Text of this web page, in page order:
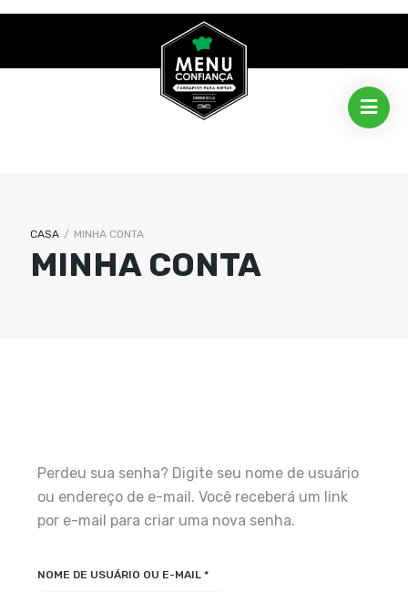
CASA / MINHA CONTA
MINHA CONTA
Perdeu sua senha? Digite seu nome de usuário
ou endereço de e-mail. Você receberá um link
por e-mail para criar uma nova senha.
NOME DE USUÁRIO OU E-MAIL *OBRIGATÓRIO